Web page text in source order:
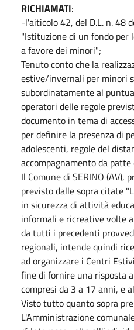
RICHIAMATI:
-l'aiticolo 42, del D.L. n. 48
"Istituzione di un fondo
a favore dei minori";
Tenuto conto che la
estive/invernali per minori
subordinatamente al
operatori delle regole
documento in tema di
per definire la presenza di
adolescenti, regole del
accompagnamento da
Il Comune di SERINO (AV),
previsto dalle sopra citate
in sicurezza di attività
informali e ricreative volte
da tutti i precedenti
regionali, intende quindi
ad organizzare i Centri
fine di fornire una risposta
compresi da 3 a 17 anni, e
Visto tutto quanto sopra
L'Amministrazione